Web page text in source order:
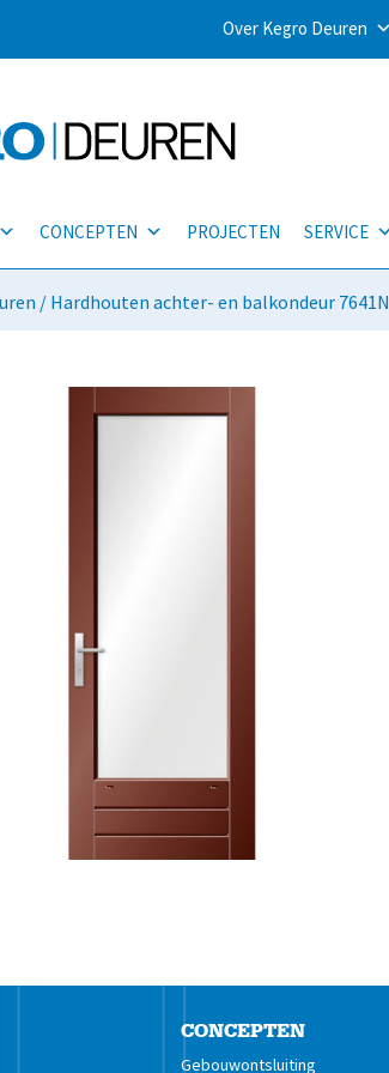
Over Kegro Deuren
CONCEPTEN PROJECTEN SERVICE
/ Hardhouten achter- en balkondeur 7641N
CONCEPTEN
Gebouwontsluiting